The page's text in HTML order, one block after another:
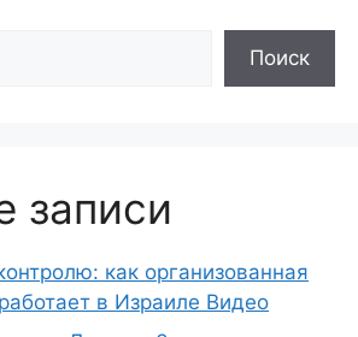
Поиск
записи
как организованная
в Израиле Видео